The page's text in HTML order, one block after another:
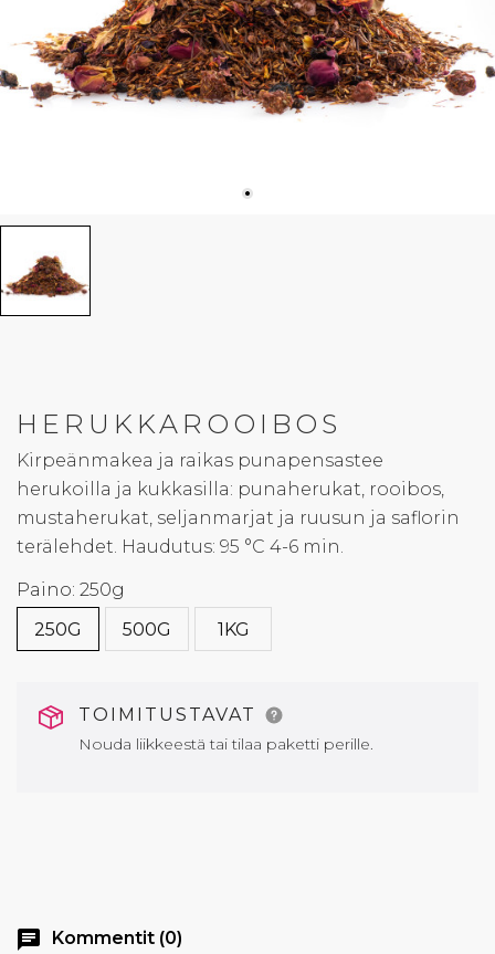
HERUKKAROOIBOS
Kirpeänmakea ja raikas punapensastee
herukoilla ja kukkasilla: punaherukat, rooibos,
mustaherukat, seljanmarjat ja ruusun ja saflorin
terälehdet. Haudutus: 95 °C 4-6 min.
Paino: 250g
250G
500G 1KG
TOIMITUSTAVAT
Nouda liikkeestä tai tilaa paketti perille.
chat Kommentit (0)